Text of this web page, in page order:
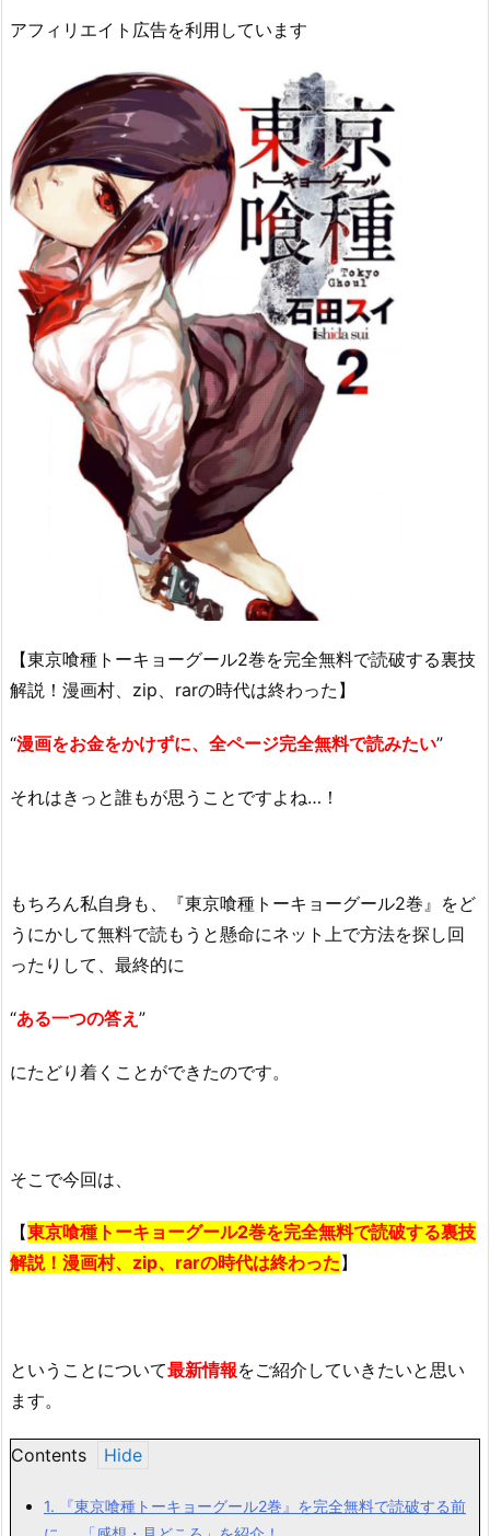
アフィリエイト広告を利用しています
【東京喰種トーキョーグール2巻を完全無料で読破する裏技
解説！漫画村、zip、rarの時代は終わった】
“漫画をお金をかけずに、全ページ完全無料で読みたい”
それはきっと誰もが思うことですよね…！
もちろん私自身も、『東京喰種トーキョーグール2巻』をど
うにかして無料で読もうと懸命にネット上で方法を探し回
ったりして、最終的に
“ある一つの答え ”
にたどり着くことができたのです。
そこで今回は、
【東京喰種トーキョーグール2巻を完全無料で読破する裏技
解説！漫画村、zip、rarの時代は終わった】
ということについて最新情報をご紹介していきたいと思い
ます。
Contents
1. 『東京喰種トーキョーグール2巻』を完全無料で読破する前